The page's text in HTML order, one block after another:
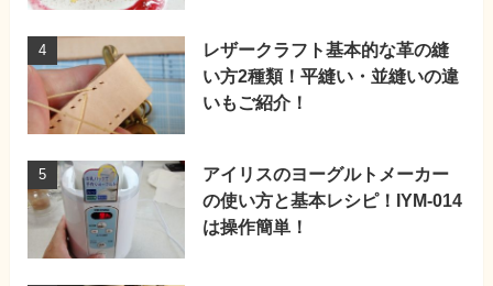
レザークラフト基本的な革の縫
い方2種類！平縫い・並縫いの違
いもご紹介！
アイリスのヨーグルトメーカー
の使い方と基本レシピ！IYM-014
は操作簡単！